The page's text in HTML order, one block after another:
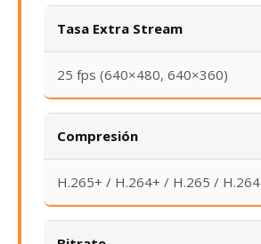
Tasa Extra Stream
25 fps (640×480, 640×360)
Compresión
H.265+ / H.264+ / H.265 / H.264